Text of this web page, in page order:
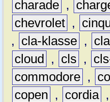
charade ,
chevrolet ,
,
cla-klasse ,
cloud
, cls ,
commodore ,
copen
, cordia ,